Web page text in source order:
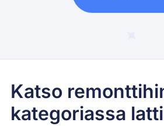
Katso
kategoriassa